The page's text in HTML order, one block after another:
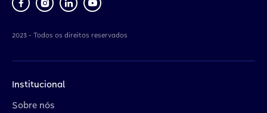
2023 - Todos os direitos reservados
Institucional
Sobre nós